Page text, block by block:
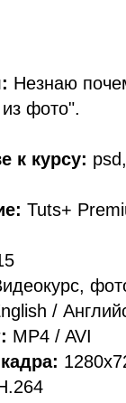
Незнаю
фото".
к курсу:
Tuts+
/
MP4 / AVI